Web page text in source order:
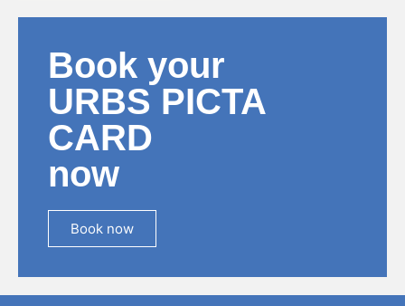
Book your
URBS PICTA
CARD
now
Book now